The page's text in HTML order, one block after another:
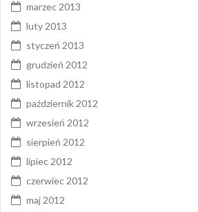
marzec 2013
luty 2013
styczeń 2013
grudzień 2012
listopad 2012
październik 2012
wrzesień 2012
sierpień 2012
lipiec 2012
czerwiec 2012
maj 2012